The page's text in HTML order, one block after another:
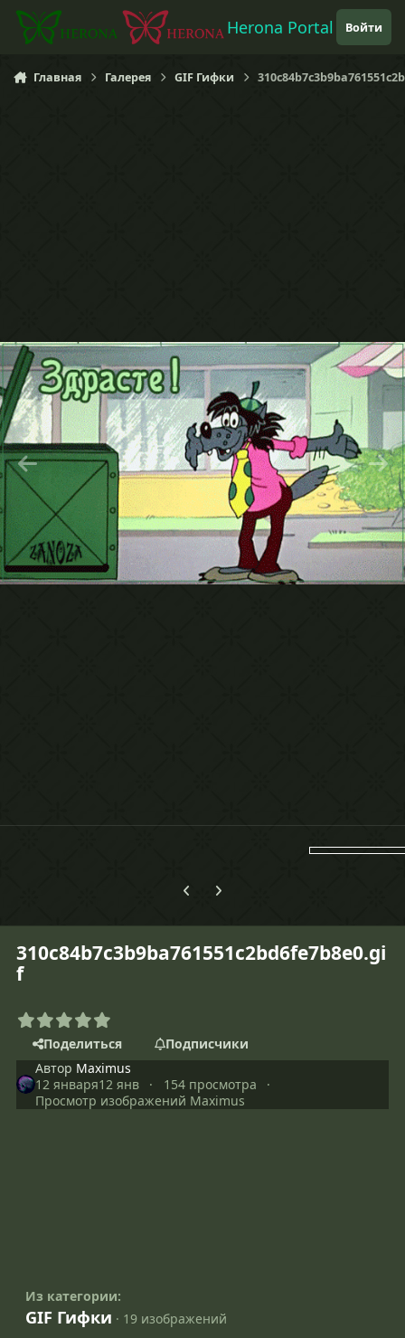
Перейти к содержанию
Herona Portal Войти
Главная Галерея GIF Гифки
Предыдущий слайд карусели
Следующий слайд карусели
310c84b7c3b9ba761551c2bd6fe7b8e0.gi
f
Поделиться
Подписчики
Автор Maximus
12 января12 янв
154 просмотра
Просмотр изображений Maximus
Из категории:
GIF Гифки · 19 изображений